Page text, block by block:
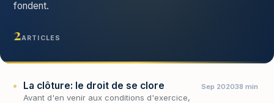
fondent.
2ARTICLES
La clôture: le droit de se clore
Avant d'en venir aux conditions d'exercice,
Sep 202038 min